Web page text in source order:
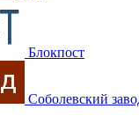
Блокпост
Соболевский